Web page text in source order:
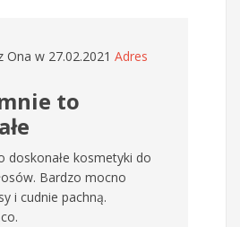
Ona w 27.02.2021 Adres
to
doskonałe kosmetyki do
Bardzo mocno
i cudnie pachną.